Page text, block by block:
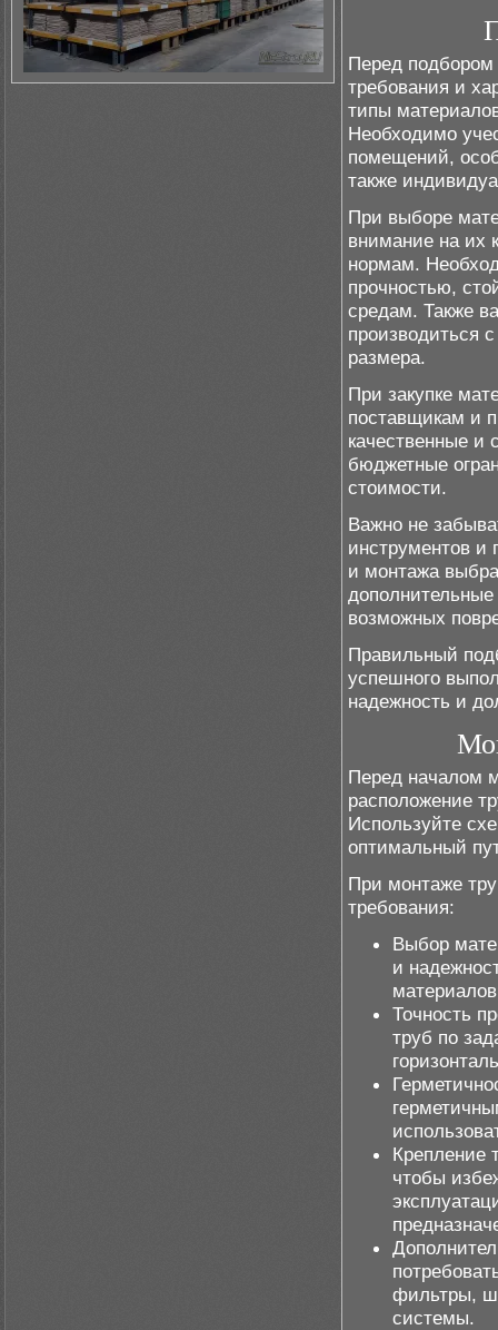
Перед подбором
требования и
типы
Необходимо
помещений,
также
При выборе
внимание на их
нормам.
прочностью,
средам. Также
производиться
размера.
При закупке
поставщикам и
качественные и
бюджетные
стоимости.
Важно не
инструментов и
и монтажа
возможных
Правильный
успешного
надежность и
Перед началом
расположение
Используйте
оптимальный
При монтаже
требования:
Выбор
и
Точность
труб по
Крепление
чтобы
фильтры,
системы.